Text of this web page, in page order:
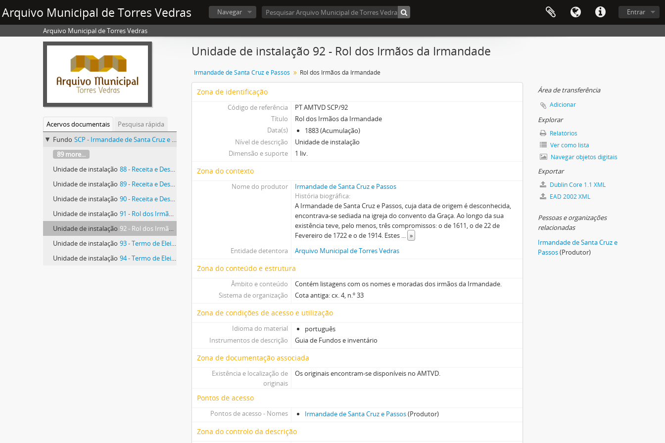
Arquivo Municipal de Torres Vedras Entrar
Navegar
Arquivo Municipal de Torres Vedras
Acervos documentais
Pesquisa rápida
Fundo SCP - Irmandade de Santa Cruz e Passos
89 more...
Unidade de instalação 88 - Receita e Despesa
Unidade de instalação 89 - Receita e Despesa
Unidade de instalação 90 - Receita e Despesa
Unidade de instalação 91 - Rol dos Irmãos da Irmandade
Unidade de instalação 92 - Rol dos Irmãos da Irmandade
Unidade de instalação 93 - Termo de Eleições
Unidade de instalação 94 - Termo de Eleições
Unidade de instalação 92 - Rol dos Irmãos da Irmandade
Irmandade de Santa Cruz e Passos Rol dos Irmãos da Irmandade
Zona de identificação
Código de referência
PT AMTVD SCP/92
Título
Rol dos Irmãos da Irmandade
Data(s)
1883 (Acumulação)
Nível de descrição
Unidade de instalação
Dimensão e suporte
1 liv.
Zona do contexto
Nome do produtor
Irmandade de Santa Cruz e Passos
História biográfica
A Irmandade de Santa Cruz e Passos, cuja data de origem é desconhecida,
encontrava-se sediada na igreja do convento da Graça. Ao longo da sua
existência teve, pelo menos, três compromissos: o de 1611, o de 22 de
Fevereiro de 1722 e o de 1914. Estes ... »
Entidade detentora
Arquivo Municipal de Torres Vedras
Zona do conteúdo e estrutura
Âmbito e conteúdo
Contém listagens com os nomes e moradas dos irmãos da Irmandade.
Sistema de organização
Cota antiga: cx. 4, n.º 33
Zona de condições de acesso e utilização
Idioma do material
português
Instrumentos de descrição
Guia de Fundos e inventário
Zona de documentação associada
Existência e localização de
originais
Os originais encontram-se disponíveis no AMTVD.
Pontos de acesso
Pontos de acesso - Nomes Irmandade de Santa Cruz e Passos(Produtor)
Zona do controlo da descrição
Área de transferência
Adicionar
Explorar
Relatórios
Ver como lista
Navegar objetos digitais
Exportar
Dublin Core 1.1 XML
EAD 2002 XML
Pessoas e organizações
relacionadas
Irmandade de Santa Cruz e
Passos(Produtor)